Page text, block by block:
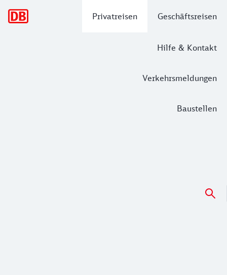
Privatreisen Geschäftsreisen
Hilfe & Kontakt
Verkehrsmeldungen
Baustellen